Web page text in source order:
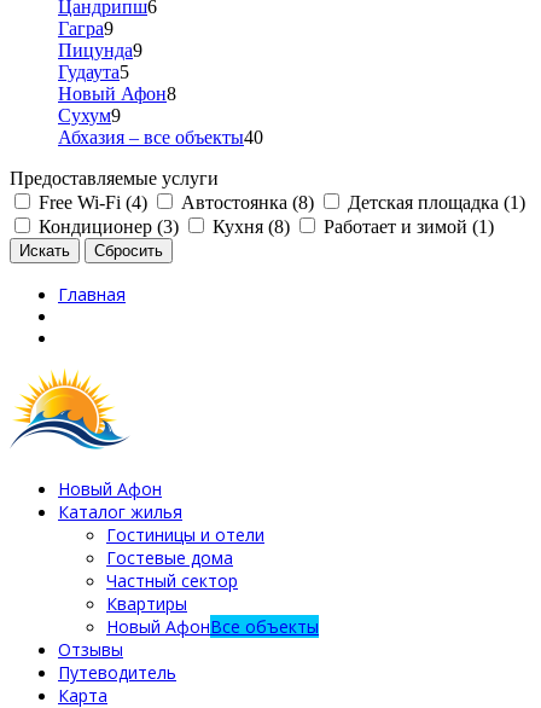
Цандрипш6
Гагра9
Пицунда9
Гудаута5
Новый Афон8
Сухум9
Абхазия – все объекты40
Предоставляемые услуги
Free Wi-Fi (4)
Автостоянка (8)
Детская площадка (1)
Кондиционер (3)
Кухня (8) Работает и зимой (1)
Главная
Новый Афон
Каталог жилья
Гостиницы и отели
Гостевые дома
Частный сектор
Квартиры
Новый АфонВсе объекты
Отзывы
Путеводитель
Карта